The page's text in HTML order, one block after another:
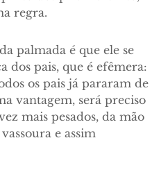
regra.
palmada é que ele se
dos pais, que é efêmera:
os pais já pararam de
vantagem, será preciso
mais pesados, da mão
e assim